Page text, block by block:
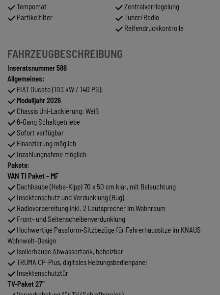
Tempomat
Partikelfilter
Zentralverriegelung
Tuner/Radio
Reifendruckkontrolle
FAHRZEUGBESCHREIBUNG
Inseratsnummer 586
Allgemeines:
FIAT Ducato (103 kW / 140 PS);
Modelljahr 2026
Chassis Uni-Lackierung: Weiß
6-Gang Schaltgetriebe
Sofort verfügbar
Finanzierung möglich
Inzahlungnahme möglich
Pakete:
VAN TI Paket – MF
Dachhaube (Hebe-Kipp) 70 x 50 cm klar, mit Beleuchtung
Insektenschutz und Verdunklung (Bug)
Radiovorbereitung inkl. 2 Lautsprecher im Wohnraum
Front- und Seitenscheibenverdunklung
Hochwertige Passform-Sitzbezüge für Fahrerhaussitze im KNAUS
Wohnwelt-Design
Isolierhaube Abwassertank, beheizbar
TRUMA CP-Plus, digitales Heizungsbedienpanel
Insektenschutztür
TV-Paket 27"